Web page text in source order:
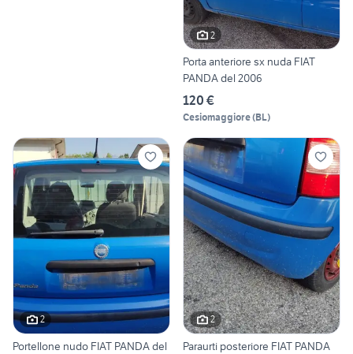
2
Porta anteriore sx nuda FIAT
PANDA del 2006
120 €
Cesiomaggiore(BL)
2
Portellone nudo FIAT PANDA del
2
Paraurti posteriore FIAT PANDA